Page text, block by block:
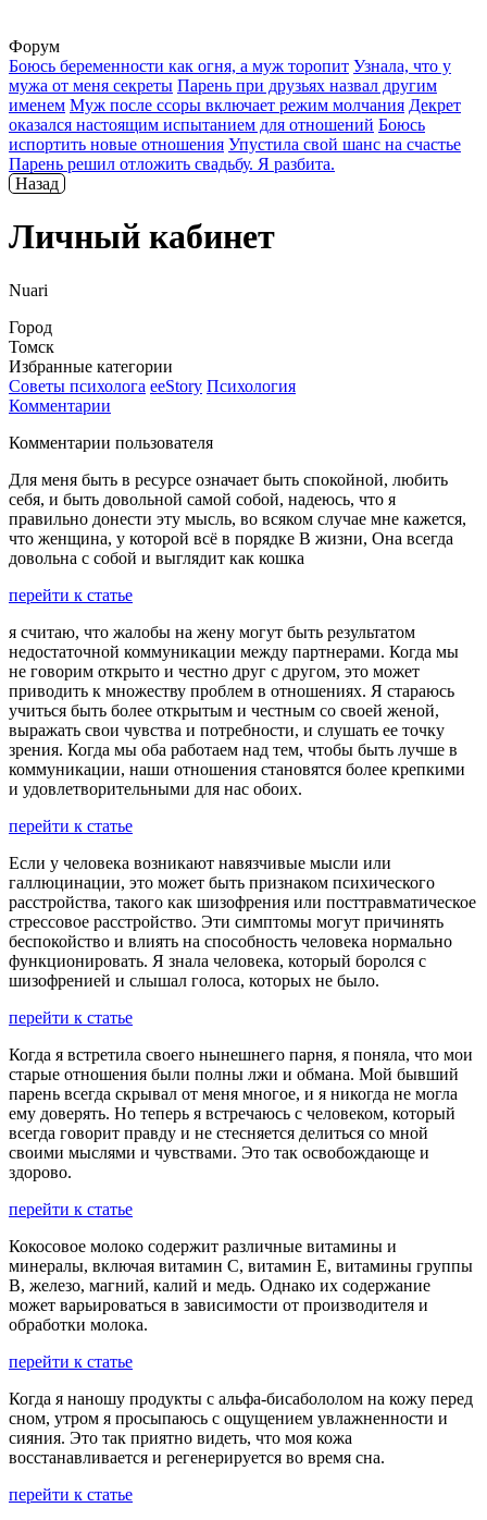
Форум
Боюсь беременности как огня, а муж торопит Узнала, что у
мужа от меня секреты Парень при друзьях назвал другим
именем Муж после ссоры включает режим молчания Декрет
оказался настоящим испытанием для отношений Боюсь
испортить новые отношения Упустила свой шанс на счастье
Парень решил отложить свадьбу. Я разбита.
Назад
Личный кабинет
Nuari
Город
Томск
Избранные категории
Советы психолога ееStory Психология
Комментарии
Комментарии пользователя
Для меня быть в ресурсе означает быть спокойной, любить
себя, и быть довольной самой собой, надеюсь, что я
правильно донести эту мысль, во всяком случае мне кажется,
что женщина, у которой всё в порядке В жизни, Она всегда
довольна с собой и выглядит как кошка
перейти к статье
я считаю, что жалобы на жену могут быть результатом
недостаточной коммуникации между партнерами. Когда мы
не говорим открыто и честно друг с другом, это может
приводить к множеству проблем в отношениях. Я стараюсь
учиться быть более открытым и честным со своей женой,
выражать свои чувства и потребности, и слушать ее точку
зрения. Когда мы оба работаем над тем, чтобы быть лучше в
коммуникации, наши отношения становятся более крепкими
и удовлетворительными для нас обоих.
перейти к статье
Если у человека возникают навязчивые мысли или
галлюцинации, это может быть признаком психического
расстройства, такого как шизофрения или посттравматическое
стрессовое расстройство. Эти симптомы могут причинять
беспокойство и влиять на способность человека нормально
функционировать. Я знала человека, который боролся с
шизофренией и слышал голоса, которых не было.
перейти к статье
Когда я встретила своего нынешнего парня, я поняла, что мои
старые отношения были полны лжи и обмана. Мой бывший
парень всегда скрывал от меня многое, и я никогда не могла
ему доверять. Но теперь я встречаюсь с человеком, который
всегда говорит правду и не стесняется делиться со мной
своими мыслями и чувствами. Это так освобождающе и
здорово.
перейти к статье
Кокосовое молоко содержит различные витамины и
минералы, включая витамин С, витамин E, витамины группы
В, железо, магний, калий и медь. Однако их содержание
может варьироваться в зависимости от производителя и
обработки молока.
перейти к статье
Когда я наношу продукты с альфа-бисабололом на кожу перед
сном, утром я просыпаюсь с ощущением увлажненности и
сияния. Это так приятно видеть, что моя кожа
восстанавливается и регенерируется во время сна.
перейти к статье